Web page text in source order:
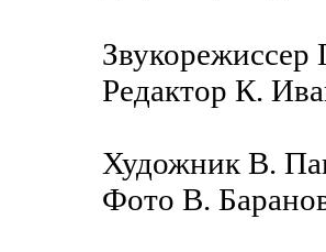
Звукорежиссер
Редактор К.
Художник В.
Фото В.